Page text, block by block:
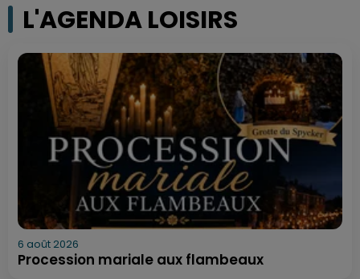
L'AGENDA LOISIRS
6 août 2026
Procession mariale aux flambeaux